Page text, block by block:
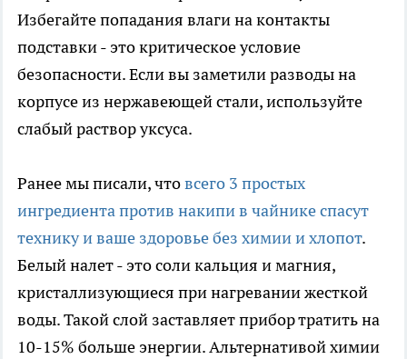
Избегайте попадания влаги на контакты
подставки - это критическое условие
безопасности. Если вы заметили разводы на
корпусе из нержавеющей стали, используйте
слабый раствор уксуса.
Ранее мы писали, чтовсего 3 простых
ингредиента против накипи в чайнике спасут
технику и ваше здоровье без химии и хлопот.
Белый налет - это соли кальция и магния,
кристаллизующиеся при нагревании жесткой
воды. Такой слой заставляет прибор тратить на
10-15% больше энергии. Альтернативой химии